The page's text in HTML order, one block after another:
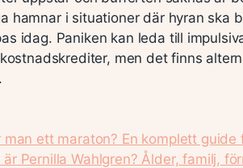
hamnar i situationer där hyran ska
idag. Paniken kan leda till
men det finns
man ett maraton? En komplett guide
Pernilla Wahlgren? Ålder, familj,